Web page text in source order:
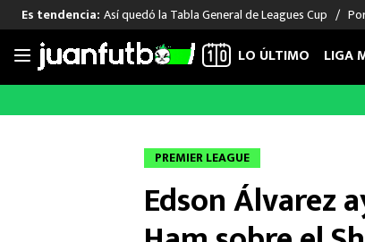
Saltar
Es tendencia: Así quedó la Tabla General de Leagues Cup
LIGA MX
FUT INTERNACIONAL
Las Noticias
Selección Mexicana
Champions League
Europa League
LO ÚLTIMO LIGA
PREMIER LEAGUE
Edson Álvarez